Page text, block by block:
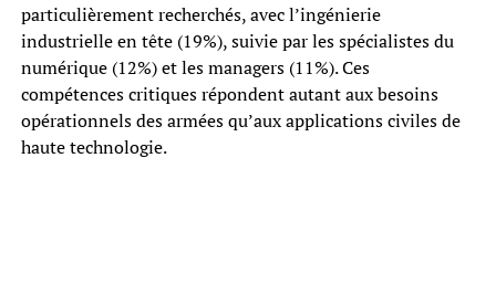
particulièrement recherchés, avec l’ingénierie
industrielle en tête (19%), suivie par les spécialistes du
numérique (12%) et les managers (11%). Ces
compétences critiques répondent autant aux besoins
opérationnels des armées qu’aux applications civiles de
haute technologie.